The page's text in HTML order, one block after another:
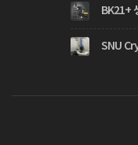
BK21+
SNU